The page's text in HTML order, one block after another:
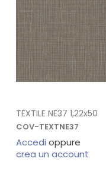
TEXTILE NE37 1,22x50
COV-TEXTNE37
Accedi oppure
crea un account